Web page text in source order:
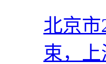
北京
束，